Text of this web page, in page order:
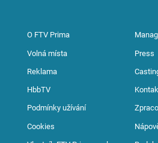
O FTV Prima
Volná místa Press
Reklama
HbbTV
Podmínky užívání
Cookies